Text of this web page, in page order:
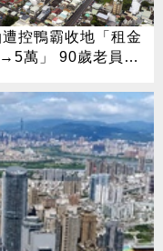
控鴨霸收地「租金
萬」 90歲老員工